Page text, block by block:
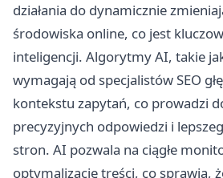
działania do dynamicznie
środowiska online, co jest
inteligencji. Algorytmy AI, takie
wymagają od specjalistów SEO
kontekstu zapytań, co prowadzi
precyzyjnych odpowiedzi i
stron. AI pozwala na ciągłe
optymalizację treści, co sprawia,